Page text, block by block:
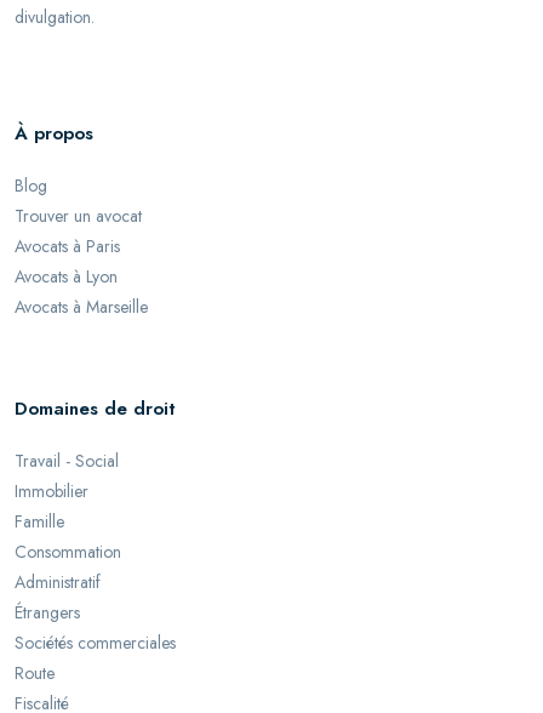
divulgation.
À propos
Blog
Trouver un avocat
Avocats à Paris
Avocats à Lyon
Avocats à Marseille
Domaines de droit
Travail - Social
Immobilier
Famille
Consommation
Administratif
Étrangers
Sociétés commerciales
Route
Fiscalité